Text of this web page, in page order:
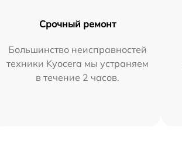
Срочный ремонт
Большинство неисправностей
техники Kyocera мы устраняем
в течение 2 часов.